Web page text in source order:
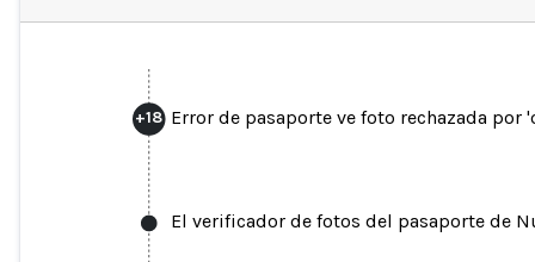
+18 Error de pasaporte ve foto rechazada por
El verificador de fotos del pasaporte de